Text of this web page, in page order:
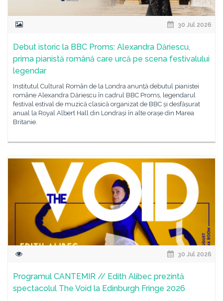
30 Jul 2026
Debut istoric la BBC Proms: Alexandra Dăriescu,
prima pianistă română care urcă pe scena festivalului
legendar
Institutul Cultural Român de la Londra anunță debutul pianistei
române Alexandra Dăriescu în cadrul BBC Proms, legendarul
festival estival de muzică clasică organizat de BBC și desfășurat
anual la Royal Albert Hall din Londrași în alte orașe din Marea
Britanie.
30 Jul 2026
Programul CANTEMIR // Edith Alibec prezintă
spectacolul The Void la Edinburgh Fringe 2026